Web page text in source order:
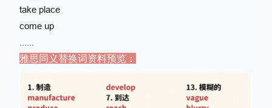
take place
come up
雅思同义替换词资料预览：